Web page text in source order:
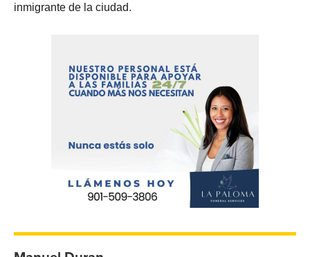
inmigrante de la ciudad.